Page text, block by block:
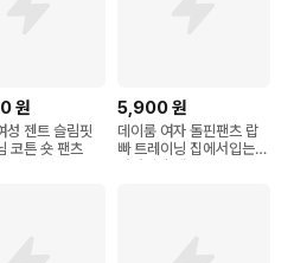
원
성 젠트 슬림핏
코튼 숏 팬츠
5,900원
데이룸 여자 돌핀팬츠 랍
빠 트레이닝 집에서입는